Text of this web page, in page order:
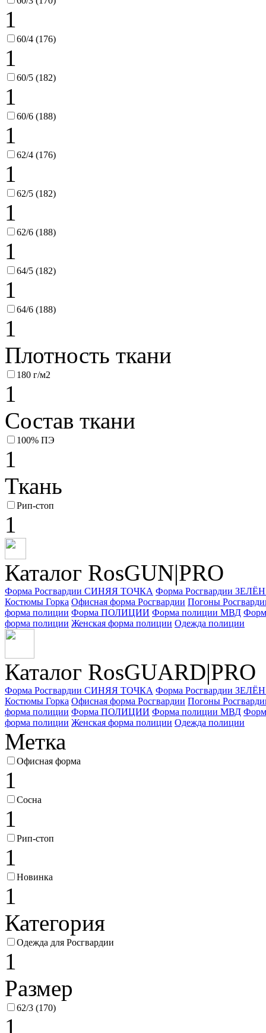
1
60/4 (176)
1
60/5 (182)
1
60/6 (188)
1
62/4 (176)
1
62/5 (182)
1
62/6 (188)
1
64/5 (182)
1
64/6 (188)
1
Плотность ткани
180 г/м2
1
Состав ткани
100% ПЭ
1
Ткань
Рип-стоп
1
Каталог RosGUN|PRO
Форма Росгвардии СИНЯЯ ТОЧКА Форма Росгвардии
Костюмы Горка Офисная форма Росгвардии Погоны
форма полиции Форма ПОЛИЦИИ Форма полиции МВД
форма полиции Женская форма полиции Одежда полиции
Каталог RosGUARD|PRO
Форма Росгвардии СИНЯЯ ТОЧКА Форма Росгвардии
Костюмы Горка Офисная форма Росгвардии Погоны
форма полиции Форма ПОЛИЦИИ Форма полиции МВД
форма полиции Женская форма полиции Одежда полиции
Метка
Офисная форма
1
Сосна
1
Рип-стоп
1
Новинка
1
Категория
Одежда для Росгвардии
1
Размер
62/3 (170)
1